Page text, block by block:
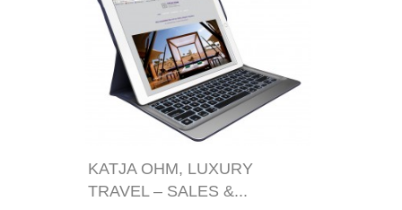
KATJA OHM, LUXURY
TRAVEL – SALES &...